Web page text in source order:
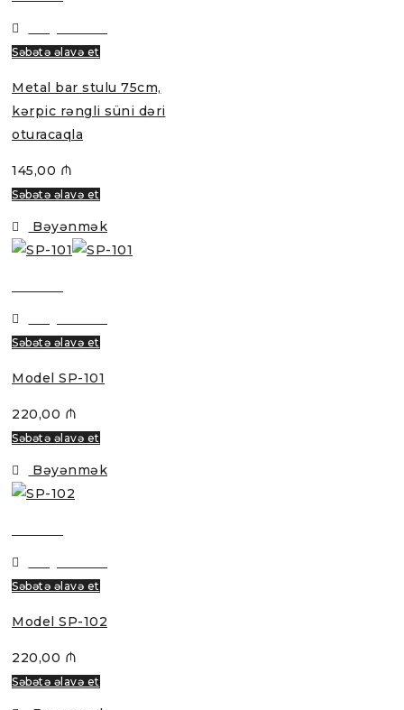
Səbətə əlavə et
Metal bar stulu 75cm,
kərpic rəngli süni dəri
oturacaqla
145,00 ₼
Səbətə əlavə et
Bəyənmək
Səbətə əlavə et
Model SP-101
220,00 ₼
Səbətə əlavə et
Bəyənmək
Səbətə əlavə et
Model SP-102
220,00 ₼
Səbətə əlavə et